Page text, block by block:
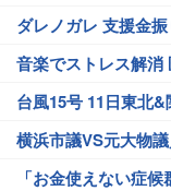
ダレノガレ 支援金
音楽でストレス解消
台風15号 11日東北
横浜市議VS元大物
「お金使えない症